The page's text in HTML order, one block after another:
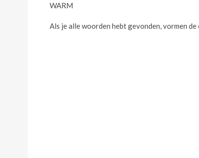
WARM
Als je alle woorden hebt gevonden, vormen